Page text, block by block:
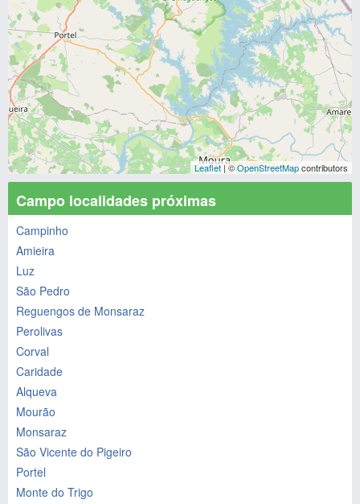
Leaflet| ©OpenStreetMapcontributors
Campo localidades próximas
Campinho
Amieira
Luz
São Pedro
Reguengos de Monsaraz
Perolivas
Corval
Caridade
Alqueva
Mourão
Monsaraz
São Vicente do Pigeiro
Portel
Monte do Trigo